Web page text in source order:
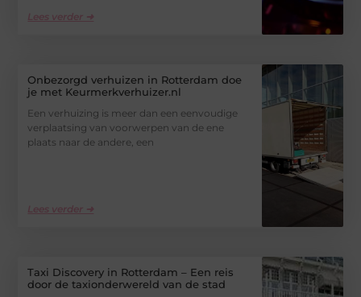
Lees verder ➜
Onbezorgd verhuizen in Rotterdam doe
je met Keurmerkverhuizer.nl
Een verhuizing is meer dan een eenvoudige
verplaatsing van voorwerpen van de ene
plaats naar de andere, een
Lees verder ➜
Taxi Discovery in Rotterdam – Een reis
door de taxionderwereld van de stad